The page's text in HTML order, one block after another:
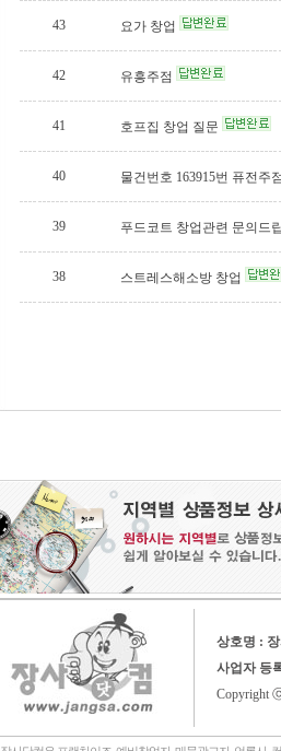
43 요가 창업
42 유흥주점
41 호프집 창업 질문
40 물건번호 163915번 퓨전주
39 푸드코트 창업관련 문의드
38 스트레스해소방 창업
상호명 :
사업자 등
Copyright